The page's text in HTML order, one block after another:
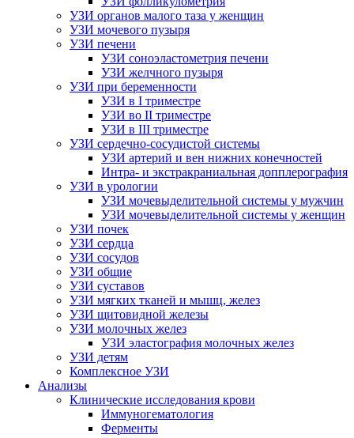
УЗИ органов малого таза у женщин
УЗИ мочевого пузыря
УЗИ печени
УЗИ соноэластометрия печени
УЗИ желчного пузыря
УЗИ при беременности
УЗИ в I триместре
УЗИ во II триместре
УЗИ в III триместре
УЗИ сердечно-сосудистой системы
УЗИ артерий и вен нижних конечностей
Интра- и экстракраниальная допплерография
УЗИ в урологии
УЗИ мочевыделительной системы у мужчин
УЗИ мочевыделительной системы у женщин
УЗИ почек
УЗИ сердца
УЗИ сосудов
УЗИ общие
УЗИ суставов
УЗИ мягких тканей и мышц, желез
УЗИ щитовидной железы
УЗИ молочных желез
УЗИ эластография молочных желез
УЗИ детям
Комплексное УЗИ
Анализы
Клинические исследования крови
Иммуногематология
Ферменты